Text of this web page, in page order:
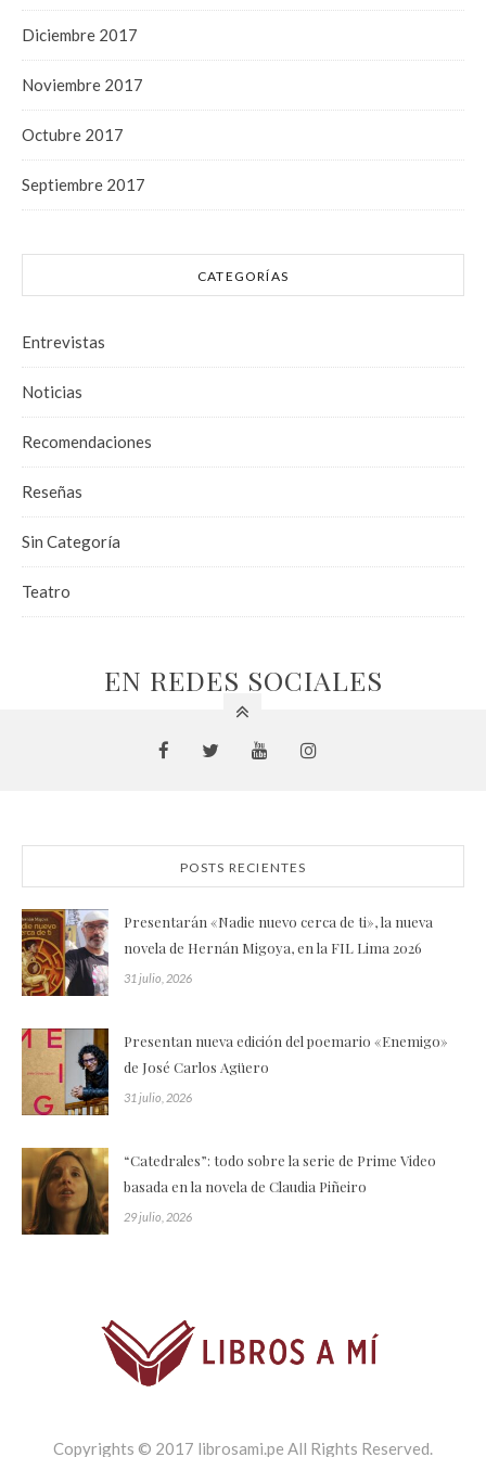
Diciembre 2017
Noviembre 2017
Octubre 2017
Septiembre 2017
CATEGORÍAS
Entrevistas
Noticias
Recomendaciones
Reseñas
Sin Categoría
Teatro
EN REDES SOCIALES
POSTS RECIENTES
Presentarán «Nadie nuevo cerca de ti», la nueva
novela de Hernán Migoya, en la FIL Lima 2026
31 julio, 2026
Presentan nueva edición del poemario «Enemigo»
de José Carlos Agüero
31 julio, 2026
“Catedrales”: todo sobre la serie de Prime Video
basada en la novela de Claudia Piñeiro
29 julio, 2026
Copyrights © 2017 librosami.pe All Rights Reserved.